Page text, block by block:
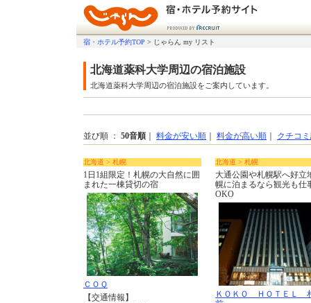
宿・ホテル予約TOP > じゃらん my リスト
北海道薬科大学周辺の宿泊施設
北海道薬科大学周辺の宿泊施設をご案内しています。
並び順 ： 50音順 料金が安い順 料金が高い順 クチコ
北海道 > 札幌
1日1組限定！札幌の大自然に囲
まれた一棟貸切の宿
ＣＯＱ
【交通情報】
北海道 > 札幌
大通公園や札幌駅へ好立
幌に泊まるなら観光も仕
OKO
ＫＯＫＯ ＨＯＴＥＬ